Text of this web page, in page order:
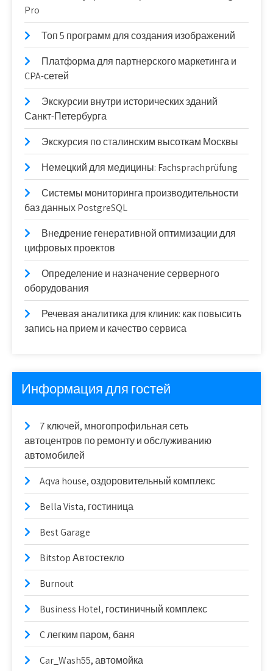
Pro
Топ 5 программ для создания изображений
Платформа для партнерского маркетинга и
CPA-сетей
Экскурсии внутри исторических зданий
Санкт-Петербурга
Экскурсия по сталинским высоткам Москвы
Немецкий для медицины: Fachsprachprüfung
Системы мониторинга производительности
баз данных PostgreSQL
Внедрение генеративной оптимизации для
цифровых проектов
Определение и назначение серверного
оборудования
Речевая аналитика для клиник: как повысить
запись на прием и качество сервиса
Информация для гостей
7 ключей, многопрофильная сеть
автоцентров по ремонту и обслуживанию
автомобилей
Aqva house, оздоровительный комплекс
Bella Vista, гостиница
Best Garage
Bitstop Автостекло
Burnout
Business Hotel, гостиничный комплекс
C легким паром, баня
Car_Wash55, автомойка